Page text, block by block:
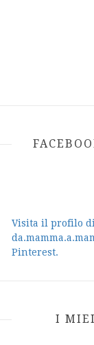
Visita il profilo di
Pinterest.
I